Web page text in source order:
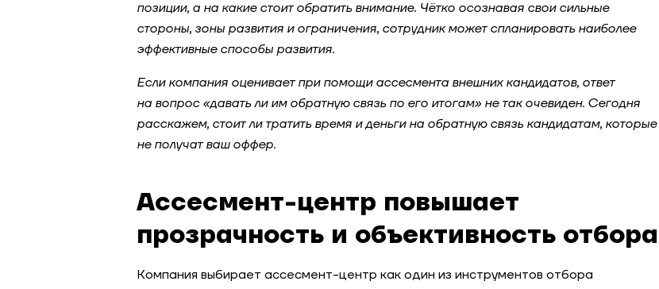
позиции, а на какие стоит обратить внимание. Чётко осознавая свои сильные
стороны, зоны развития и ограничения, сотрудник может спланировать наиболее
эффективные способы развития.
Если компания оценивает при помощи ассесмента внешних кандидатов, ответ
на вопрос «давать ли им обратную связь по его итогам» не так очевиден. Сегодня
расскажем, стоит ли тратить время и деньги на обратную связь кандидатам, которые
не получат ваш оффер.
Ассесмент-центр повышает
прозрачность и объективность отбора
Компания выбирает ассесмент-центр как один из инструментов отбора